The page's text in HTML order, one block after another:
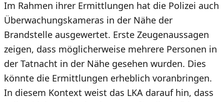
Im Rahmen ihrer Ermittlungen hat die Polizei auch
Überwachungskameras in der Nähe der
Brandstelle ausgewertet. Erste Zeugenaussagen
zeigen, dass möglicherweise mehrere Personen in
der Tatnacht in der Nähe gesehen wurden. Dies
könnte die Ermittlungen erheblich voranbringen.
In diesem Kontext weist das LKA darauf hin, dass